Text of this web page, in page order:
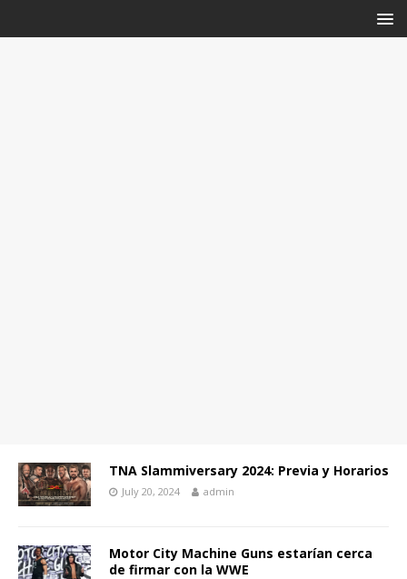
TNA Slammiversary 2024: Previa y Horarios
July 20, 2024 admin
Motor City Machine Guns estarían cerca
de firmar con la WWE